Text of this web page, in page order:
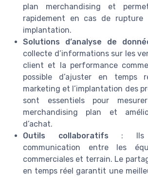
plan merchandising et
rapidement en cas de rupture
implantation.
Solutions d’analyse de
collecte d’informations sur les
client et la performance
possible d’ajuster en temps
marketing et l’implantation des
sont essentiels pour
merchandising plan et
d’achat.
Outils collaboratifs : Ils
communication entre les
commerciales et terrain. Le
en temps réel garantit une